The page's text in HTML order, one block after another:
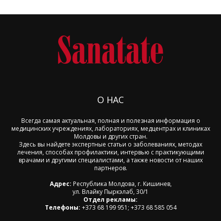
О НАС
Всегда самая актуальная, полная и полезная информация о
медицинских учреждениях, лабораториях, медцентрах и клиниках
Молдовы и других стран.
Здесь вы найдете экспертные статьи о заболеваниях, методах
лечения, способах профилактики, интервью с практикующими
врачами и другими специалистами, а также новости от наших
партнеров.
Адрес: Республика Молдова, г. Кишинев,
ул. Влайку Пыркэлаб, 30/1
Отдел рекламы:
Телефоны: +373 68 199 951; +373 68 585 054